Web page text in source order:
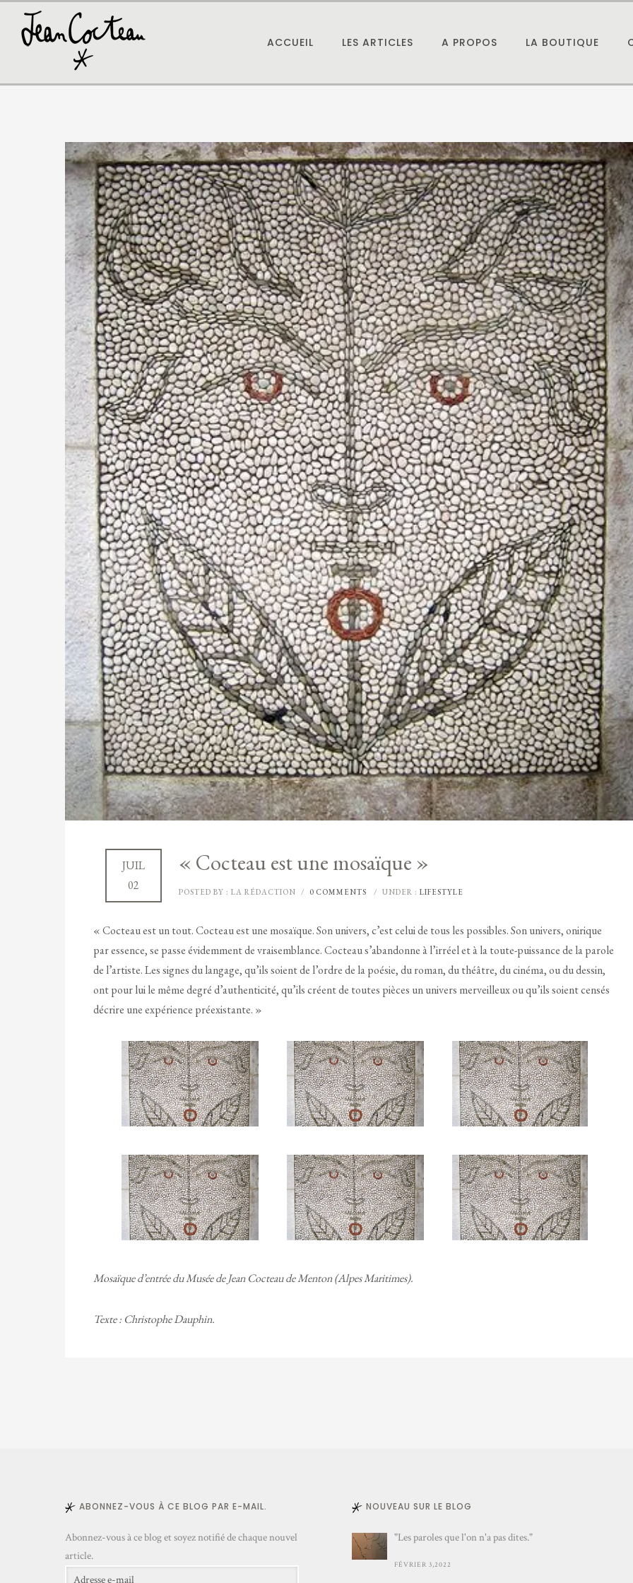
ACCUEIL LES ARTICLES A PROPOS LA BOUTIQUE
JUIL
02
« Cocteau est une mosaïque »
POSTED BY : LA RÉDACTION / 0 COMMENTS / UNDER : LIFESTYLE
« Cocteau est un tout. Cocteau est une mosaïque. Son univers, c’est celui de tous les possibles. Son univers, onirique
par essence, se passe évidemment de vraisemblance. Cocteau s’abandonne à l’irréel et à la toute-puissance de la parole
de l’artiste. Les signes du langage, qu’ils soient de l’ordre de la poésie, du roman, du théâtre, du cinéma, ou du dessin,
ont pour lui le même degré d’authenticité, qu’ils créent de toutes pièces un univers merveilleux ou qu’ils soient censés
décrire une expérience préexistante. »
Mosaïque d’entrée du Musée de Jean Cocteau de Menton (Alpes Maritimes).
Texte : Christophe Dauphin.
ABONNEZ-VOUS À CE BLOG PAR E-MAIL.
Abonnez-vous à ce blog et soyez notifié de chaque nouvel
article.
Adresse
NOUVEAU SUR LE BLOG
"Les paroles que l'on n'a pas dites."
FÉVRIER 3,2022